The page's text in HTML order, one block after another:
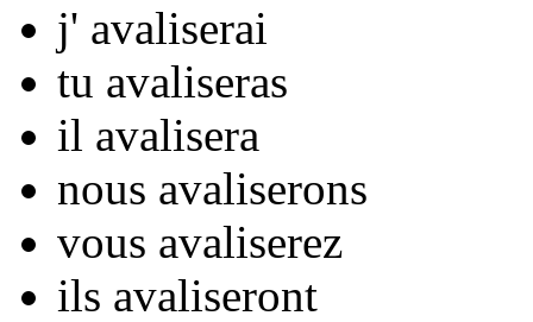
j' avaliserai
tu avaliseras
il avalisera
nous avaliserons
vous avaliserez
ils avaliseront